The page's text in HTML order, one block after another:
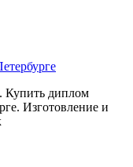
Купить диплом
Изготовление и